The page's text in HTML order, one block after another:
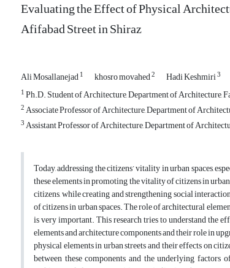
Evaluating the Effect of Physical
Afifabad Street in Shiraz
Ali Mosallanejad1 khosro movahed2 Hadi Keshmiri3
1Ph.D. Student of Architecture, Department of Architecture,
2Associate Professor of Architecture, Department of
3Assistant Professor of Architecture, Department of
Today, addressing the citizens’ vitality in urban spaces,
these elements in promoting the vitality of citizens in
citizens, while creating and strengthening social
of citizens in urban spaces. The role of architectural
is very important. This research tries to understand the
elements and architecture components and their role in
physical elements in urban streets and their effects on
between these components and the underlying